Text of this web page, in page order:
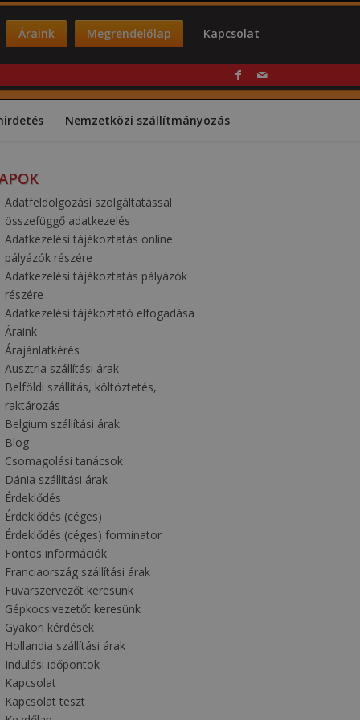
Áraink Megrendelőlap Kapcsolat
Nemzetközi szállítmányozás
Adatfeldolgozási szolgáltatással
összefüggő adatkezelés
Adatkezelési tájékoztatás online
pályázók részére
Adatkezelési tájékoztatás pályázók
részére
Adatkezelési tájékoztató elfogadása
Áraink
Árajánlatkérés
Ausztria szállítási árak
Belföldi szállítás, költöztetés,
raktározás
Belgium szállítási árak
Blog
Csomagolási tanácsok
Dánia szállítási árak
Érdeklődés
Érdeklődés (céges)
Érdeklődés (céges) forminator
Fontos információk
Franciaország szállítási árak
Fuvarszervezőt keresünk
Gépkocsivezetőt keresünk
Gyakori kérdések
Hollandia szállítási árak
Indulási időpontok
Kapcsolat
Kapcsolat teszt